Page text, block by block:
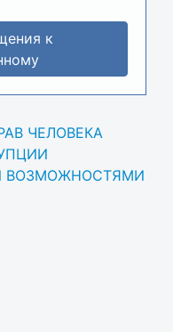
к
ЧЕЛОВЕКА
ВОЗМОЖНОСТЯМИ